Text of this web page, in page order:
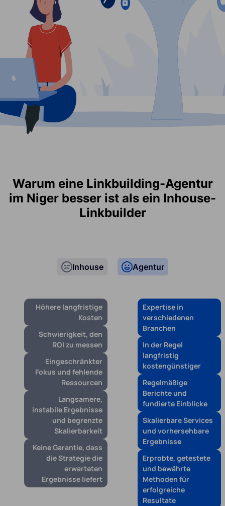
Warum eine Linkbuilding-Agentur
im Niger besser ist als ein Inhouse-
Linkbuilder
Inhouse
Höhere langfristige
Kosten
Schwierigkeit, den
ROI zu messen
Eingeschränkter
Fokus und fehlende
Ressourcen
Langsamere,
instabile Ergebnisse
und begrenzte
Skalierbarkeit
Keine Garantie, dass
die Strategie die
erwarteten
Ergebnisse liefert
Agentur
Expertise in
verschiedenen
Branchen
In der Regel
langfristig
kostengünstiger
Regelmäßige
Berichte und
fundierte Einblicke
Skalierbare Services
und vorhersehbare
Ergebnisse
Erprobte, getestete
und bewährte
Methoden für
erfolgreiche
Resultate